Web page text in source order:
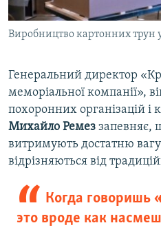
Виробництво картонних трун
Генеральний директор
меморіальної компанії»,
похоронних організацій і
Михайло Ремез запевняє,
витримують достатню вагу
відрізняються від
Когда говоришь
это вроде как